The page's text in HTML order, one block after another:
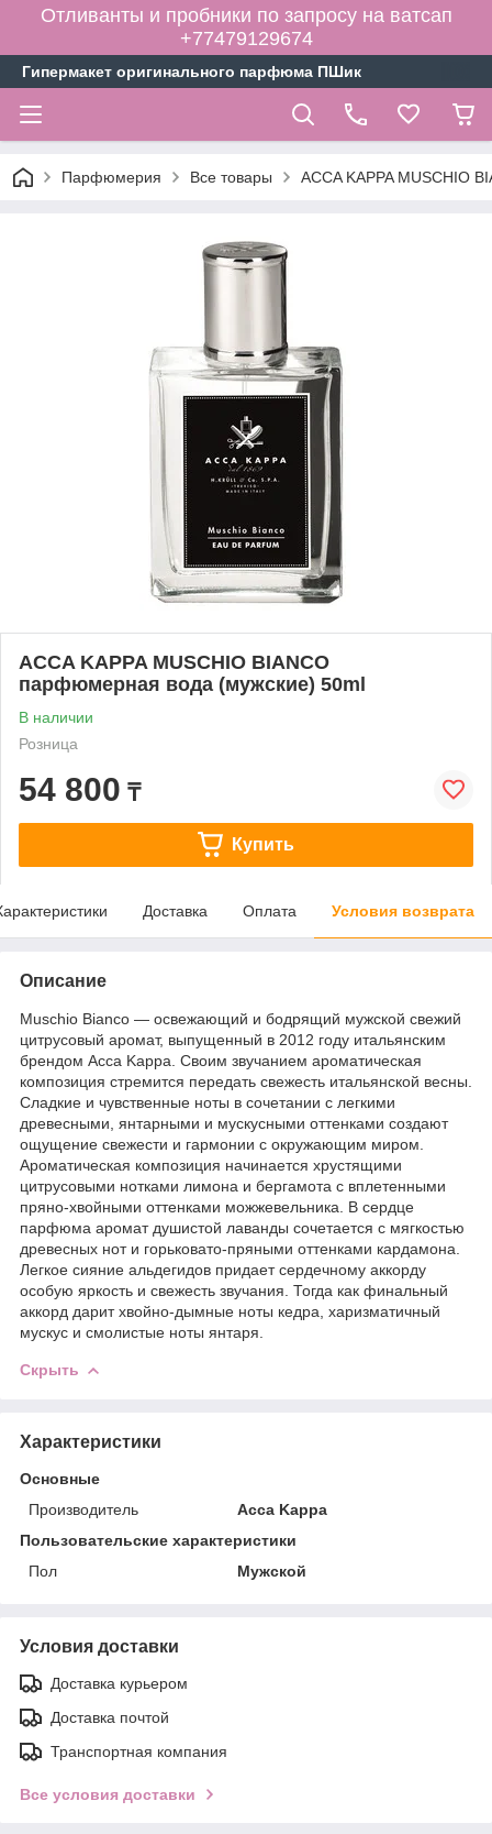
Отливанты и пробники по запросу на ватсап
+77479129674
Гипермакет оригинального парфюма ПШик
Парфюмерия Все товары ACCA KAPPA MUSCHIO
ACCA KAPPA MUSCHIO BIANCO
парфюмерная вода (мужские) 50ml
В наличии
Розница
54 800 ₸
Купить
Доставка Оплата Условия возврата
Описание
Muschio Bianco — освежающий и бодрящий мужской свежий
цитрусовый аромат, выпущенный в 2012 году итальянским
брендом Acca Kappa. Своим звучанием ароматическая
композиция стремится передать свежесть итальянской весны.
Сладкие и чувственные ноты в сочетании с легкими
древесными, янтарными и мускусными оттенками создают
ощущение свежести и гармонии с окружающим миром.
Ароматическая композиция начинается хрустящими
цитрусовыми нотками лимона и бергамота с вплетенными
пряно-хвойными оттенками можжевельника. В сердце
парфюма аромат душистой лаванды сочетается с мягкостью
древесных нот и горьковато-пряными оттенками кардамона.
Легкое сияние альдегидов придает сердечному аккорду
особую яркость и свежесть звучания. Тогда как финальный
аккорд дарит хвойно-дымные ноты кедра, харизматичный
мускус и смолистые ноты янтаря.
Скрыть
Характеристики
Основные
Производитель
Acca Kappa
Пользовательские характеристики
Пол
Мужской
Условия доставки
Доставка курьером
Доставка почтой
Транспортная компания
Все условия доставки